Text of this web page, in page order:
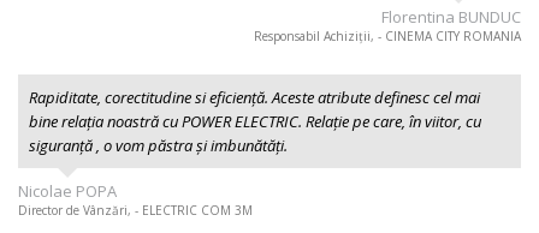
Florentina BUNDUC
Responsabil Achiziții, - CINEMA CITY ROMANIA
Rapiditate, corectitudine si eficiență. Aceste atribute definesc cel mai
bine relația noastră cu POWER ELECTRIC. Relație pe care, în viitor, cu
siguranță , o vom păstra și imbunătăți.
Nicolae POPA
Director de Vânzări, - ELECTRIC COM 3M